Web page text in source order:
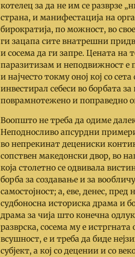
котелец за да не им се разврзе
страна, и манифестација на
бирократија, по можност, во
ги зацапа сите внатрешни
и сосема да ги запре. Цената на
паразитизам и неподвижност е
и најчесто токму оној кој со
инвестирал себеси во борбата
поврамнотежено и поправедно
Воопшто не треба да одиме
Неподносливо апсурдни
во непрекинат децениски
сопствен македонски двор, во
која столетно се одвивала
борба за создавање и за
самостојност; а, еве, денес,
судбоносна историска драма и
драма за чија што конечна
разврска, сосема му е
всушност, е и треба да биде
субјект, а кој со децении и со